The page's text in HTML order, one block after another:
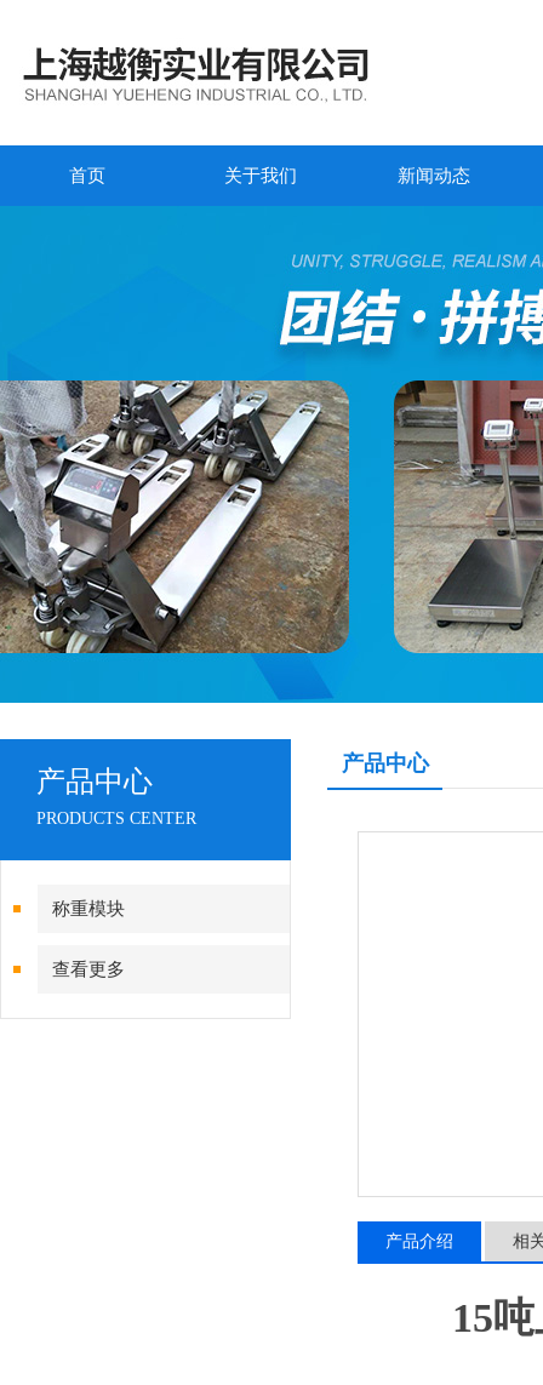
首页 关于我们 新闻动态
产品中心
PRODUCTS CENTER
称重模块
查看更多
产品中心
产品介绍 相
15